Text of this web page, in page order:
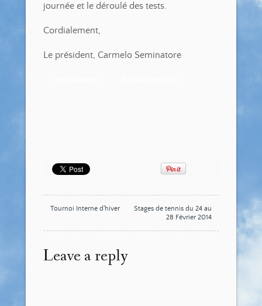
journée et le déroulé des tests.
Cordialement,
Le président, Carmelo Seminatore
Tournoi Interne d'hiver
Stages de tennis du 24 au
28 Février 2014
Leave a reply